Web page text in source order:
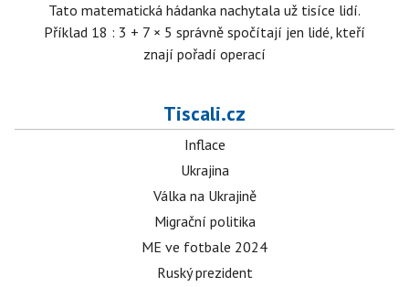
Tato matematická hádanka nachytala už tisíce lidí.
Příklad 18 : 3 + 7 × 5 správně spočítají jen lidé, kteří
znají pořadí operací
Tiscali.cz
Inflace
Ukrajina
Válka na Ukrajině
Migrační politika
ME ve fotbale 2024
Ruský prezident